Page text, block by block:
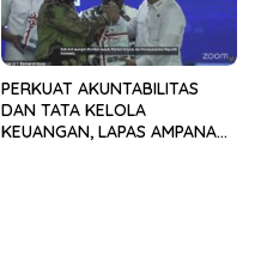
PERKUAT AKUNTABILITAS
DAN TATA KELOLA
KEUANGAN, LAPAS AMPANA